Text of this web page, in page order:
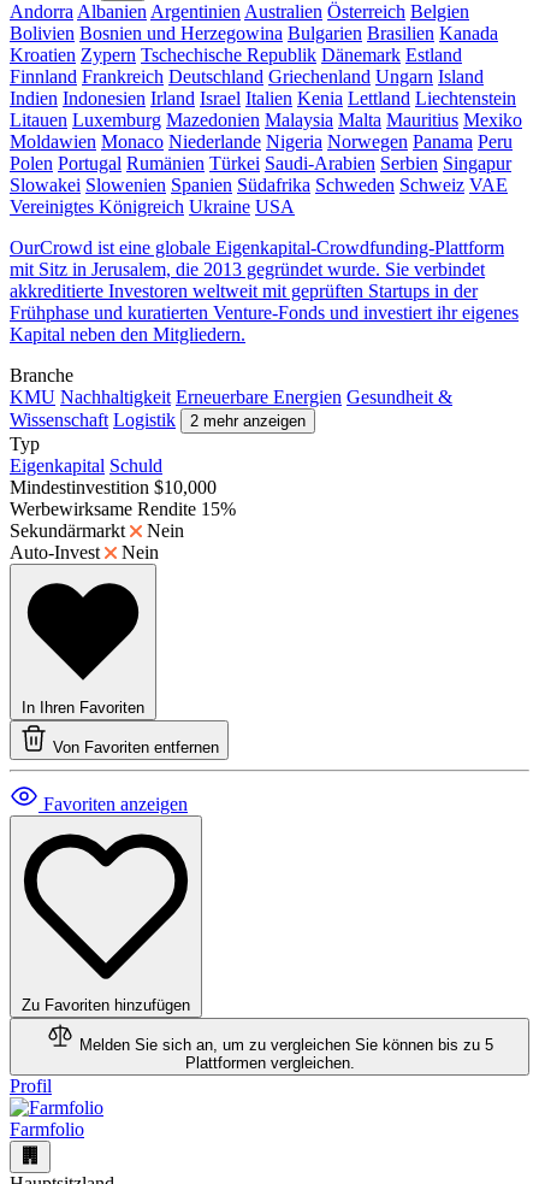
Andorra Albanien Argentinien Australien Österreich Belgien
Bolivien Bosnien und Herzegowina Bulgarien Brasilien Kanada
Kroatien Zypern Tschechische Republik Dänemark Estland
Finnland Frankreich Deutschland Griechenland Ungarn Island
Indien Indonesien Irland Israel Italien Kenia Lettland Liechtenstein
Litauen Luxemburg Mazedonien Malaysia Malta Mauritius Mexiko
Moldawien Monaco Niederlande Nigeria Norwegen Panama Peru
Polen Portugal Rumänien Türkei Saudi-Arabien Serbien Singapur
Slowakei Slowenien Spanien Südafrika Schweden Schweiz VAE
Vereinigtes Königreich Ukraine USA
OurCrowd ist eine globale Eigenkapital-Crowdfunding-Plattform
mit Sitz in Jerusalem, die 2013 gegründet wurde. Sie verbindet
akkreditierte Investoren weltweit mit geprüften Startups in der
Frühphase und kuratierten Venture-Fonds und investiert ihr eigenes
Kapital neben den Mitgliedern.
Branche
KMU Nachhaltigkeit Erneuerbare Energien Gesundheit &
Wissenschaft Logistik 2 mehr anzeigen
Typ
Eigenkapital Schuld
Mindestinvestition $10,000
Werbewirksame Rendite 15%
Sekundärmarkt
Nein
Auto-Invest
Nein
In Ihren Favoriten
Von Favoriten entfernen
Favoriten anzeigen
Zu Favoriten hinzufügen
Melden Sie sich an, um zu vergleichen Sie können bis zu 5
Plattformen vergleichen.
Profil
Farmfolio